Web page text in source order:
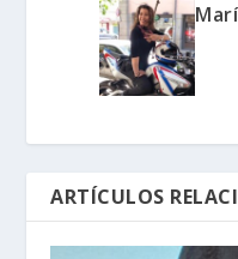
ARTÍCULOS